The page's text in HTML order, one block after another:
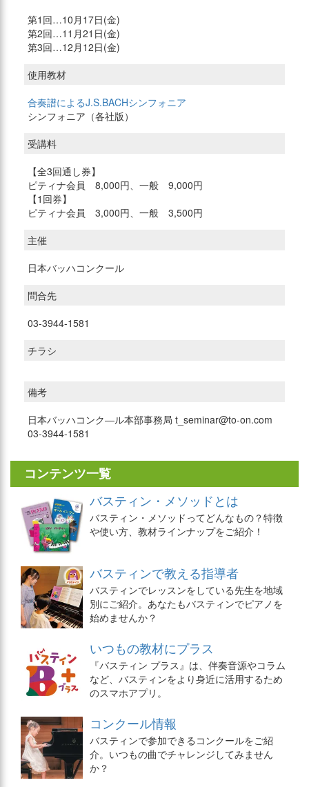
第1回…10月17日(金)
第2回…11月21日(金)
第3回…12月12日(金)
使用教材
合奏譜によるJ.S.BACHシンフォニア
シンフォニア（各社版）
受講料
【全3回通し券】
ピティナ会員 8,000円、一般 9,000円
【1回券】
ピティナ会員 3,000円、一般 3,500円
主催
日本バッハコンクール
問合先
03-3944-1581
チラシ
備考
日本バッハコンク―ル本部事務局 t_seminar@to-on.com
03-3944-1581
コンテンツ一覧
バスティン・メソッドとは
バスティン・メソッドってどんなもの？特徴
や使い方、教材ラインナップをご紹介！
バスティンで教える指導者
バスティンでレッスンをしている先生を地域
別にご紹介。あなたもバスティンでピアノを
始めませんか？
いつもの教材にプラス
『バスティン プラス』は、伴奏音源やコラム
など、バスティンをより身近に活用するため
のスマホアプリ。
コンクール情報
バスティンで参加できるコンクールをご紹
介。いつもの曲でチャレンジしてみません
か？